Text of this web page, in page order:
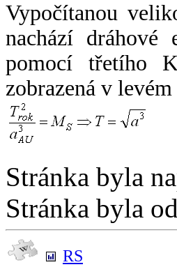
Vypočítanou
nachází
pomocí třetího
zobrazená v
Stránka byla
Stránka byla
RS